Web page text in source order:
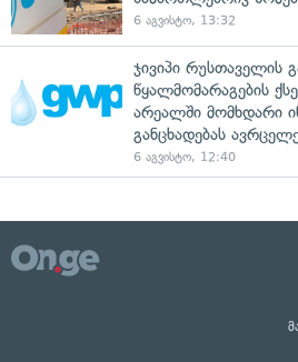
6 აგვისტო, 13:32
ჯივიპი რუსთაველის
წყალმომარაგების
არეალში მომხდარი
განცხადებას
6 აგვისტო, 12:40